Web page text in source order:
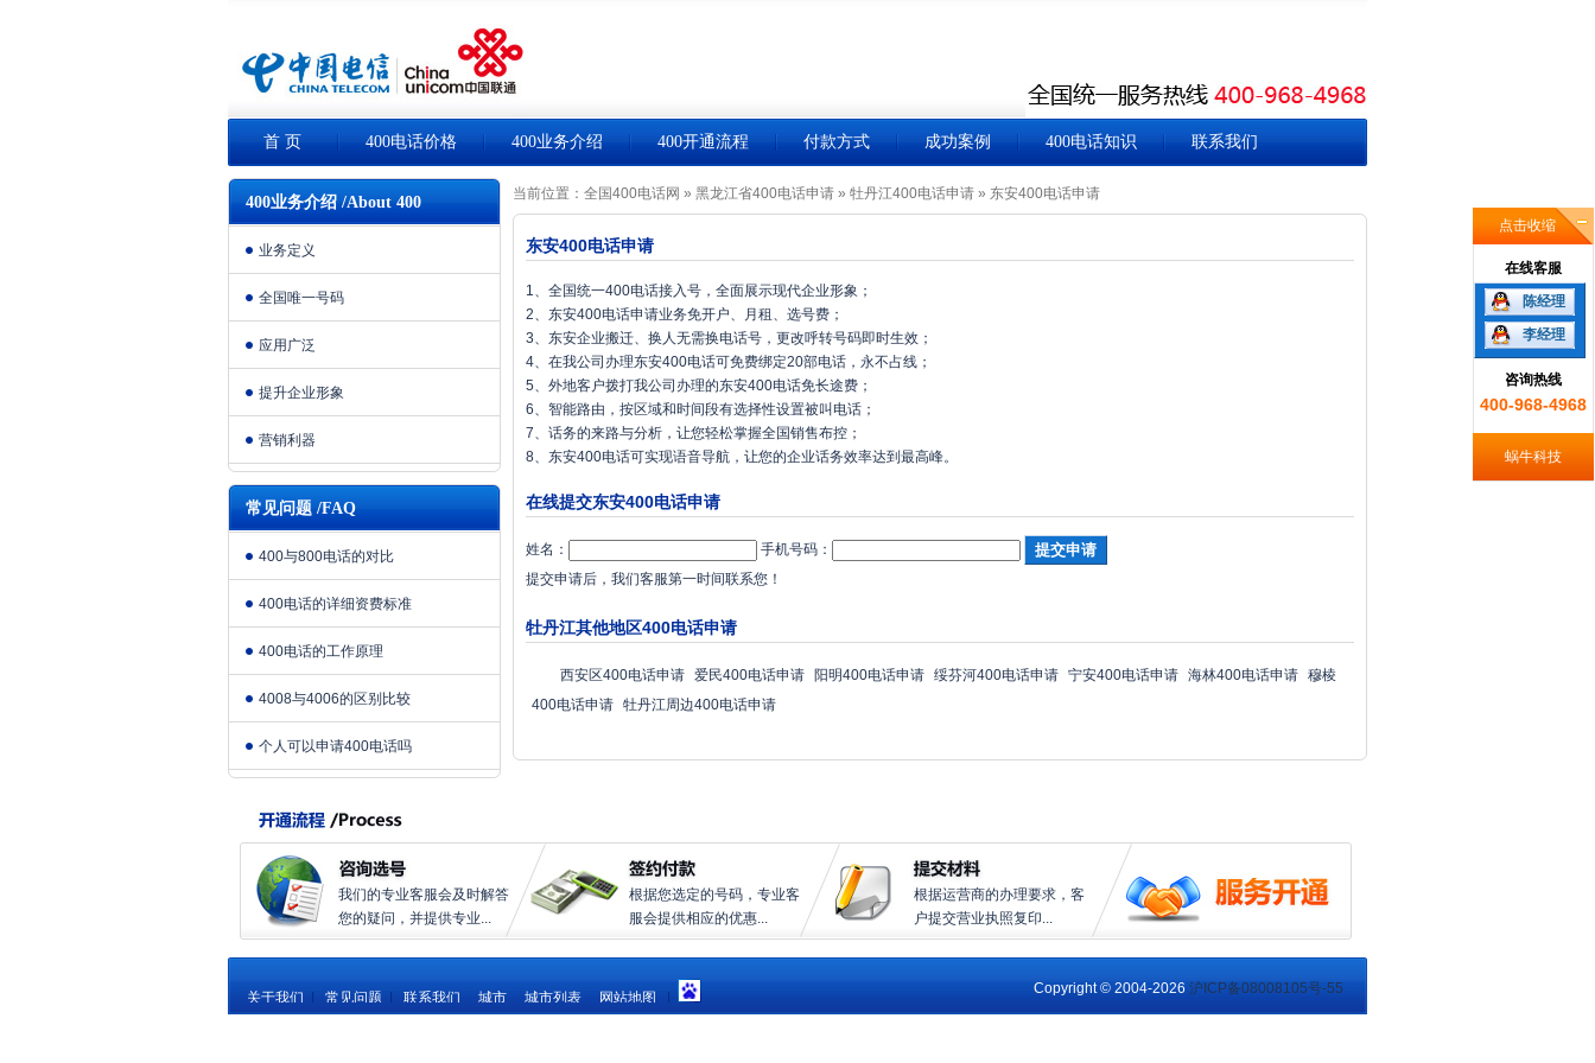
首 页 400电话价格 400业务介绍 400开通流程 付款方式 成功案例 400电话知识 联系我们
400业务介绍 /About 400
业务定义
全国唯一号码
应用广泛
提升企业形象
营销利器
常见问题 /FAQ
400与800电话的对比
400电话的详细资费标准
400电话的工作原理
4008与4006的区别比较
个人可以申请400电话吗
当前位置： 全国400电话网 » 黑龙江省400电话申请 » 牡丹江400电话申请 » 东安400电话申请
东安400电话申请
1、全国统一400电话接入号，全面展示现代企业形象；
2、东安400电话申请业务免开户、月租、选号费；
3、东安企业搬迁、换人无需换电话号，更改呼转号码即时生效；
4、在我公司办理东安400电话可免费绑定20部电话，永不占线；
5、外地客户拨打我公司办理的东安400电话免长途费；
6、智能路由，按区域和时间段有选择性设置被叫电话；
7、话务的来路与分析，让您轻松掌握全国销售布控；
8、东安400电话可实现语音导航，让您的企业话务效率达到最高峰。
在线提交东安400电话申请
姓名：
手机号码：
提交申请后，我们客服第一时间联系您！
牡丹江其他地区400电话申请
西安区400电话申请 爱民400电话申请 阳明400电话申请 绥芬河400电话申请 宁安400电话申请 海林400电话申请 穆棱
400电话申请 牡丹江周边400电话申请
我们的专业客服会及时解答
您的疑问，并提供专业...
根据您选定的号码，专业客
服会提供相应的优惠...
根据运营商的办理要求，客
户提交营业执照复印...
关于我们 常见问题 联系我们 城市 城市列表 网站地图
点击收缩
在线客服
陈经理
李经理
咨询热线
400-968-4968
蜗牛科技
Copyright © 2004-2026 沪ICP备08008105号-55